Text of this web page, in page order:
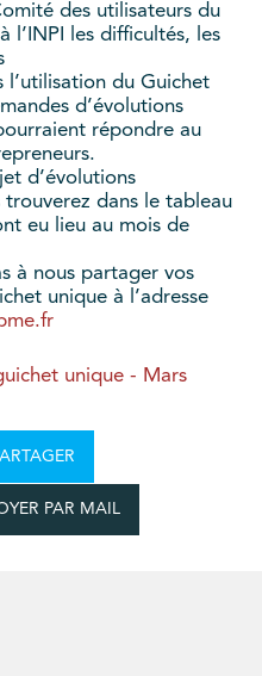
des utilisateurs du
l’INPI les difficultés, les
l’utilisation du Guichet
d’évolutions
répondre au
d’évolutions
trouverez dans le tableau
eu lieu au mois de
à nous partager vos
unique à l’adresse
unique - Mars
PAR MAIL